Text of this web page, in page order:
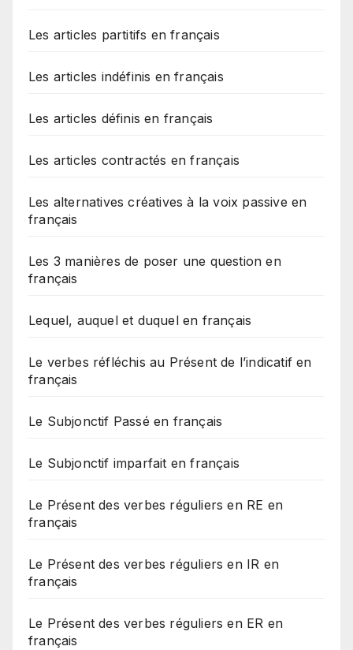
Les articles partitifs en français
Les articles indéfinis en français
Les articles définis en français
Les articles contractés en français
Les alternatives créatives à la voix passive en
français
Les 3 manières de poser une question en
français
Lequel, auquel et duquel en français
Le verbes réfléchis au Présent de l’indicatif en
français
Le Subjonctif Passé en français
Le Subjonctif imparfait en français
Le Présent des verbes réguliers en RE en
français
Le Présent des verbes réguliers en IR en
français
Le Présent des verbes réguliers en ER en
français